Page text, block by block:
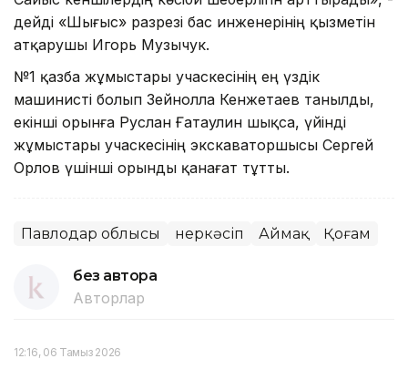
дейді «Шығыс» разрезі бас инженерінің қызметін
атқарушы Игорь Музычук.
№1 қазба жұмыстары учаскесінің ең үздік
машинисті болып Зейнолла Кенжетаев танылды,
екінші орынға Руслан Ғатаулин шықса, үйінді
жұмыстары учаскесінің экскаваторшысы Сергей
Орлов үшінші орынды қанағат тұтты.
Павлодар облысы Өнеркәсіп Аймақ Қоғам
без автора
Авторлар
12:16, 06 Тамыз 2026